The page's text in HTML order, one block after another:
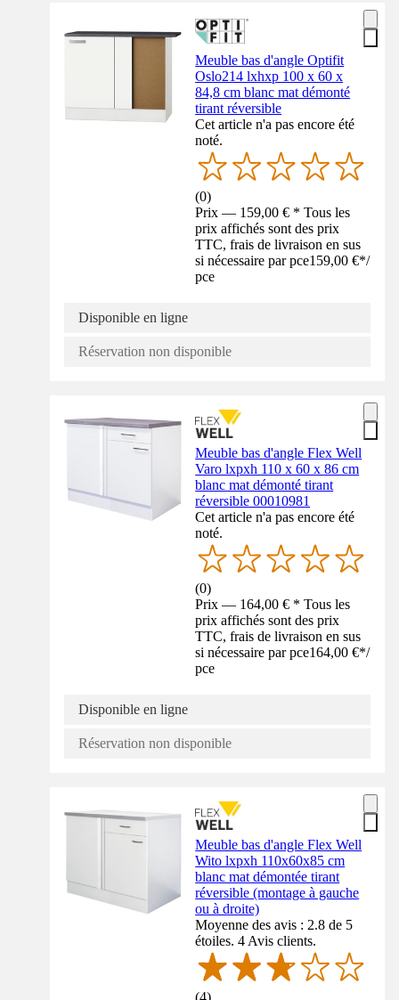
Meuble bas d'angle Optifit
Oslo214 lxhxp 100 x 60 x
84,8 cm blanc mat démonté
tirant réversible
Cet article n'a pas encore été
noté.
(0)
Prix — 159,00 € * Tous les
prix affichés sont des prix
TTC, frais de livraison en sus
si nécessaire par pce159,00 €*/
pce
Disponible en ligne
Réservation non disponible
Meuble bas d'angle Flex Well
Varo lxpxh 110 x 60 x 86 cm
blanc mat démonté tirant
réversible 00010981
Cet article n'a pas encore été
noté.
(0)
Prix — 164,00 € * Tous les
prix affichés sont des prix
TTC, frais de livraison en sus
si nécessaire par pce164,00 €*/
pce
Disponible en ligne
Réservation non disponible
Meuble bas d'angle Flex Well
Wito lxpxh 110x60x85 cm
blanc mat démontée tirant
réversible (montage à gauche
ou à droite)
Moyenne des avis : 2.8 de 5
étoiles. 4 Avis clients.